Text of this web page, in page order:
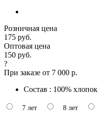
Розничная цена
175 руб.
Оптовая цена
150 руб.
?
При заказе от 7 000 р.
Состав : 100% хлопок
7 лет 8 лет